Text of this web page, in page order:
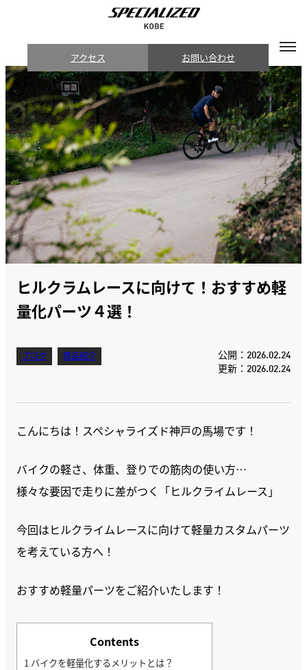
アクセス お問い合わせ
ヒルクラムレースに向けて！おすすめ軽
量化パーツ４選！
ブログ 商品紹介
公開：2026.02.24
更新：2026.02.24
こんにちは！スペシャライズド神戸の馬場です！
バイクの軽さ、体重、登りでの筋肉の使い方…
様々な要因で走りに差がつく「ヒルクライムレース」
今回はヒルクライムレースに向けて軽量カスタムパーツ
を考えている方へ！
おすすめ軽量パーツをご紹介いたします！
Contents
1 バイクを軽量化するメリットとは？